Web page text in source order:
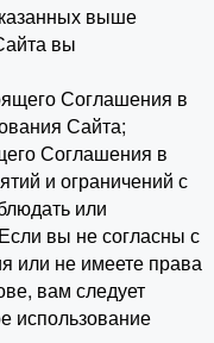
выше
вы
Соглашения в
Сайта;
Соглашения в
и ограничений с
или
вы не согласны с
или не имеете права
вам следует
использование